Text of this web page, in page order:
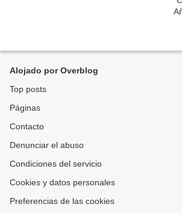
Alojado por Overblog
Top posts
Páginas
Contacto
Denunciar el abuso
Condiciones del servicio
Cookies y datos personales
Preferencias de las cookies